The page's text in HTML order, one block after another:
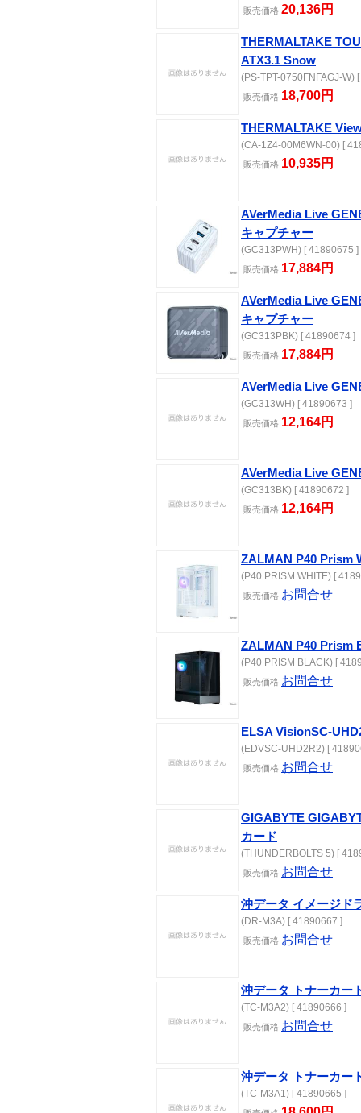
販売価格 20,136円
THERMALTAKE
ATX3.1 Snow
(PS-TPT-0750FNFAGJ-W)
販売価格 18,700円
THERMALTAKE
(CA-1Z4-00M6WN-00) [
販売価格 10,935円
AVerMedia Live
キャプチャー
(GC313PWH) [ 41890675 ]
販売価格 17,884円
AVerMedia Live
キャプチャー
(GC313PBK) [ 41890674 ]
販売価格 17,884円
AVerMedia Live
(GC313WH) [ 41890673 ]
販売価格 12,164円
AVerMedia Live
(GC313BK) [ 41890672 ]
販売価格 12,164円
ZALMAN P40 Prism
(P40 PRISM WHITE) [
販売価格 お問合せ
ZALMAN P40 Prism
(P40 PRISM BLACK) [
販売価格 お問合せ
ELSA VisionSC-
(EDVSC-UHD2R2) [
販売価格 お問合せ
GIGABYTE
カード
(THUNDERBOLTS 5) [
販売価格 お問合せ
沖データ イメージド
(DR-M3A) [ 41890667 ]
販売価格 お問合せ
沖データ トナーカー
(TC-M3A2) [ 41890666 ]
販売価格 お問合せ
沖データ トナーカー
(TC-M3A1) [ 41890665 ]